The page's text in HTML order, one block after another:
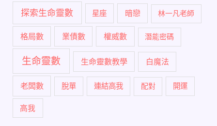
探索生命靈數 星座 暗戀 林一凡老師
格局數 業債數 權威數 潛能密碼
生命靈數 生命靈數教學 白魔法
老闆數 脫單 連結高我 配對 開運
高我